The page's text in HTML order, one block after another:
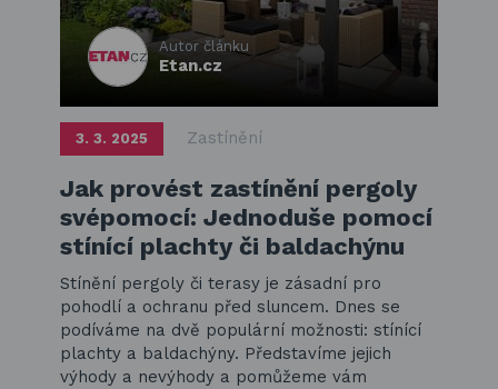
Autor článku
Etan.cz
3. 3. 2025 Zastínění
Jak provést zastínění pergoly
svépomocí: Jednoduše pomocí
stínící plachty či baldachýnu
Stínění pergoly či terasy je zásadní pro
pohodlí a ochranu před sluncem. Dnes se
podíváme na dvě populární možnosti: stínící
plachty a baldachýny. Představíme jejich
výhody a nevýhody a pomůžeme vám